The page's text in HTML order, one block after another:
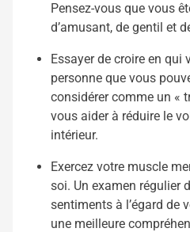
Pensez-vous que vous
d’amusant, de gentil et
Essayer de croire en qui
personne que vous
considérer comme un «
vous aider à réduire le
intérieur.
Exercez votre muscle
soi. Un examen régulier
sentiments à l’égard de
une meilleure